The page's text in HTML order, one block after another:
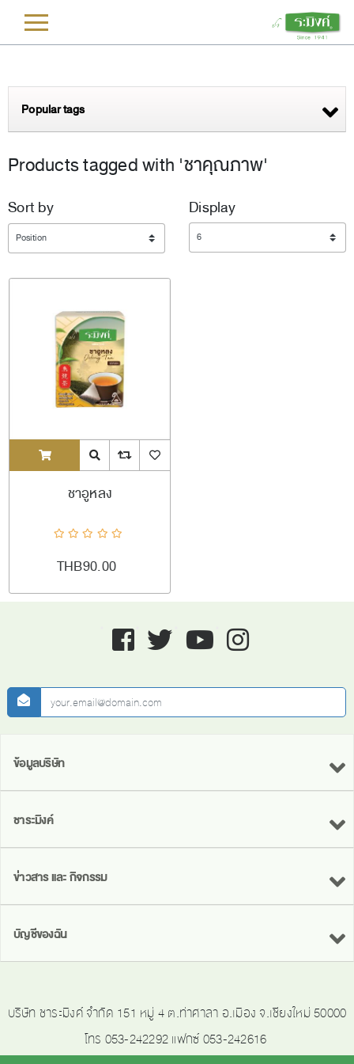
Popular tags
Products tagged with 'ชาคุณภาพ'
Sort by
Display
Display
ADDTOCART Quick ViewAddToCompareList
AddToWishlist
ชาอูหลง
THB90.00
Facebook twitter youtube instagram
newsletter
ข้อมูลบริษัท
ชาระมิงค์
ข่าวสาร และ กิจกรรม
บัญชีของฉัน
บริษัท ชาระมิงค์ จำกัด 151 หมู่ 4 ต.ท่าศาลา อ.เมือง จ.เชียงใหม่ 50000
โทร 053-242292 แฟกซ์ 053-242616